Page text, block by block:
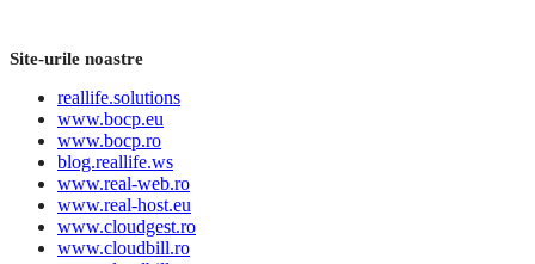
Site-urile noastre
reallife.solutions
www.bocp.eu
www.bocp.ro
blog.reallife.ws
www.real-web.ro
www.real-host.eu
www.cloudgest.ro
www.cloudbill.ro